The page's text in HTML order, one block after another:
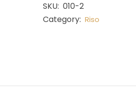
SKU: 010-2
Category: Riso